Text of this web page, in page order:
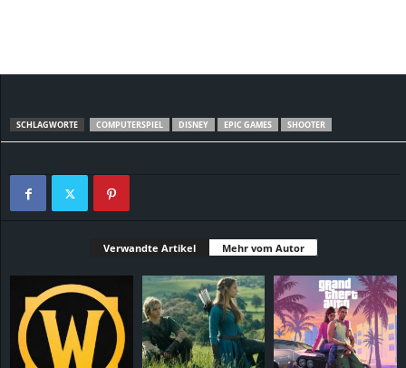
SCHLAGWORTE COMPUTERSPIEL DISNEY EPIC GAMES SHOOTER
Verwandte Artikel Mehr vom Autor